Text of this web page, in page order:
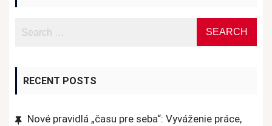
RECENT POSTS
Nové pravidlá „času pre seba“: Vyváženie práce,